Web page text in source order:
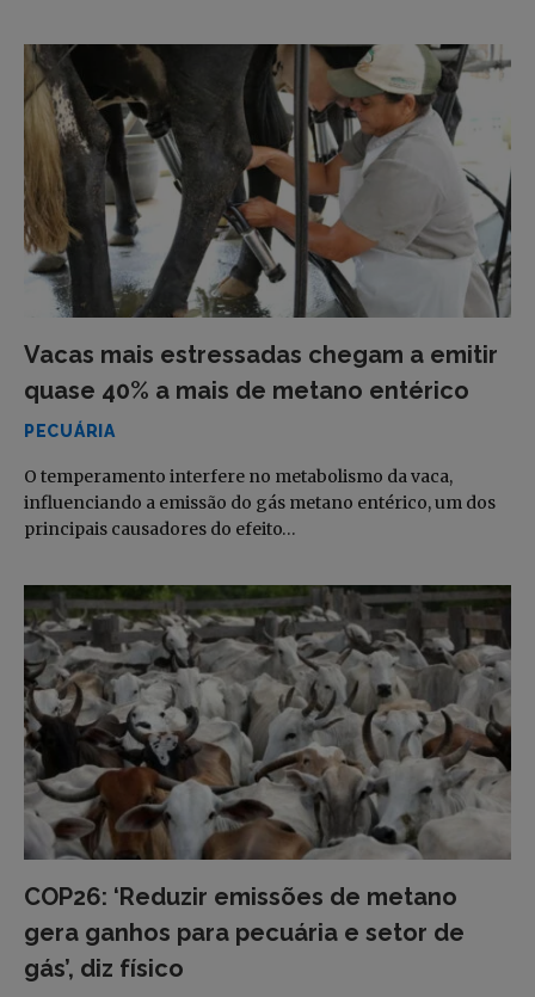
Vacas mais estressadas chegam a emitir
quase 40% a mais de metano entérico
PECUÁRIA
O temperamento interfere no metabolismo da vaca,
influenciando a emissão do gás metano entérico, um dos
principais causadores do efeito…
COP26: ‘Reduzir emissões de metano
gera ganhos para pecuária e setor de
gás’, diz físico